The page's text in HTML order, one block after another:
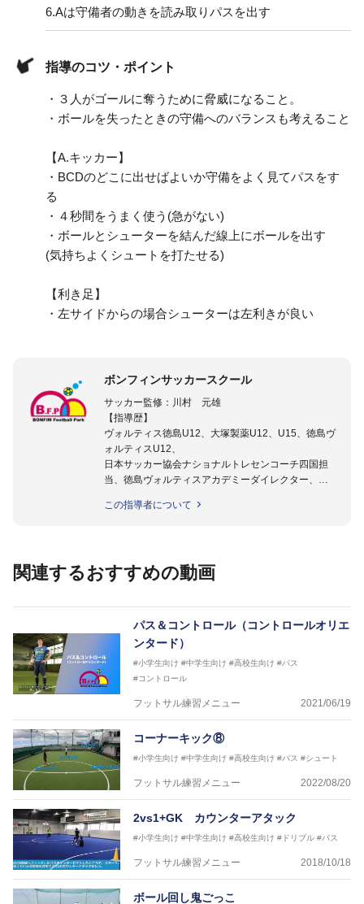
6.Aは守備者の動きを読み取りパスを出す
指導のコツ・ポイント
・３人がゴールに奪うために脅威になること。
・ボールを失ったときの守備へのバランスも考えること
【A.キッカー】
・BCDのどこに出せばよいか守備をよく見てパスをす
る
・４秒間をうまく使う(急がない)
・ボールとシューターを結んだ線上にボールを出す
(気持ちよくシュートを打たせる)
【利き足】
・左サイドからの場合シューターは左利きが良い
ボンフィンサッカースクール
サッカー監修：川村 元雄
【指導歴】
ヴォルティス徳島U12、大塚製薬U12、U15、徳島ヴ
ォルティスU12、
日本サッカー協会ナショナルトレセンコーチ四国担
当、徳島ヴォルティスアカデミーダイレクター、
日本サッカー協会公認B級養成講習会インストラクタ
協会公認キッズリーダーチーフインストラクター
【指導歴】
FリーグU23選抜監督、ミャンマー女子フットサル代
日本サッカー協会フットサルインストラクター、AFC
（アジアサッカー連盟）フットサルインストラクター
【資格】
JFA公認A級コーチジェネラルライセンス・JFA公認フ
ットサルB級コーチライセンス
横山 哲久
【指導歴】
ASV ペスカドーラ町田 監督、FC VIGORE 監督
日本サッカー協会公認B級ライセンス・日本サッカー
協会公認フットサルB級ライセンス
※全コーチボンフィンサッカースクール所属
この指導者について
関連するおすすめの動画
パス＆コントロール（コントロールオリエ
ンタード）
#小学生向け #中学生向け #高校生向け #パス
#コントロール
フットサル練習メニュー 2021/06/19
コーナーキック⑧
#小学生向け #中学生向け #高校生向け #パス #シュート
フットサル練習メニュー 2022/08/20
2vs1+GK カウンターアタック
#小学生向け #中学生向け #高校生向け #ドリブル #パス
フットサル練習メニュー 2018/10/18
ボール回し鬼ごっこ